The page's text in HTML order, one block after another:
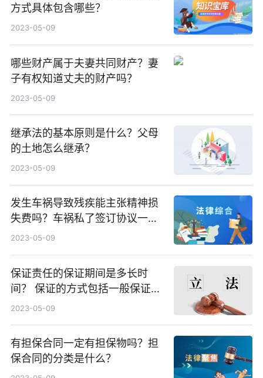
方式具体包含哪些？
2023-05-09
哪些财产属于夫妻共同财产？妻
子有权知道丈夫的财产吗？
2023-05-09
继承法的基本原则是什么？父母
的土地怎么继承？
2023-05-09
发生车祸导致残疾能主张精神损
失费吗？车祸私了签订协议一般
不需要担保人吗？
2023-05-09
保证责任的保证期间是多长时
间？ 保证的方式包括一般保证和
连带责任保证吗？
2023-05-09
有担保合同一定有担保物吗？担
保合同的分类是什么？